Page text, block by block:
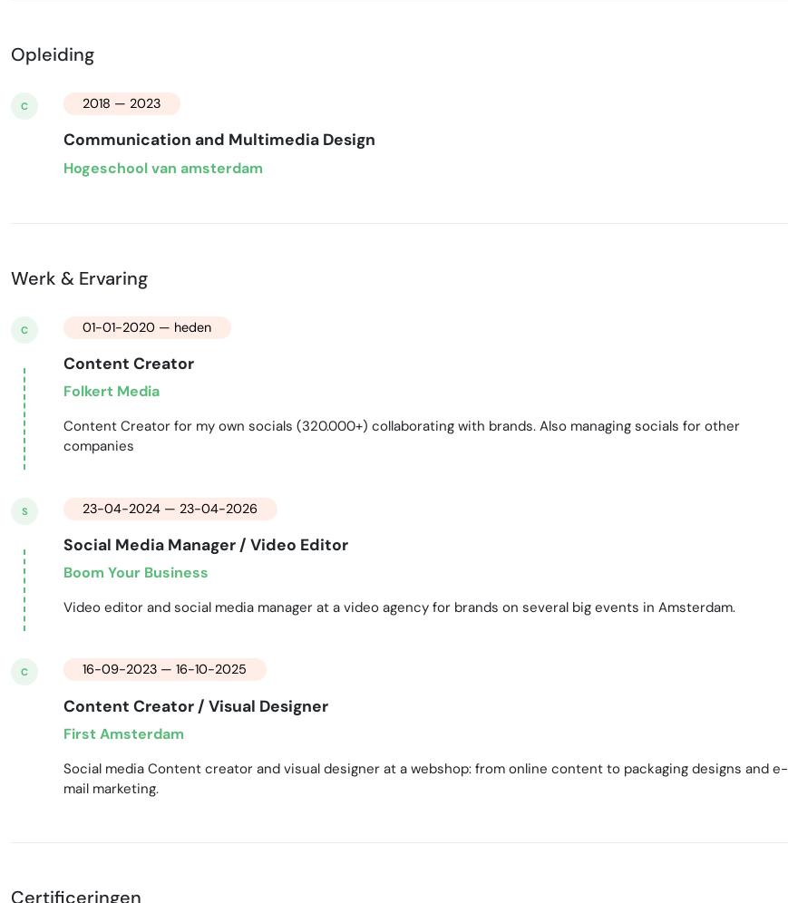
Opleiding
C 2018 — 2023
Communication and Multimedia Design
Hogeschool van amsterdam
Werk & Ervaring
C 01-01-2020 — heden
Content Creator
Folkert Media
Content Creator for my own socials (320.000+) collaborating with brands. Also managing socials for other
companies
S 23-04-2024 — 23-04-2026
Social Media Manager / Video Editor
Boom Your Business
Video editor and social media manager at a video agency for brands on several big events in Amsterdam.
C 16-09-2023 — 16-10-2025
Content Creator / Visual Designer
First Amsterdam
Social media Content creator and visual designer at a webshop: from online content to packaging designs and e-
mail marketing.
Certificeringen